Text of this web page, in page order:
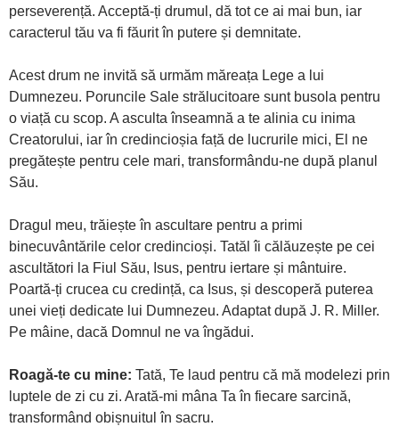
perseverență. Acceptă-ți drumul, dă tot ce ai mai bun, iar
caracterul tău va fi făurit în putere și demnitate.
Acest drum ne invită să urmăm măreața Lege a lui
Dumnezeu. Poruncile Sale strălucitoare sunt busola pentru
o viață cu scop. A asculta înseamnă a te alinia cu inima
Creatorului, iar în credincioșia față de lucrurile mici, El ne
pregătește pentru cele mari, transformându-ne după planul
Său.
Dragul meu, trăiește în ascultare pentru a primi
binecuvântările celor credincioși. Tatăl îi călăuzește pe cei
ascultători la Fiul Său, Isus, pentru iertare și mântuire.
Poartă-ți crucea cu credință, ca Isus, și descoperă puterea
unei vieți dedicate lui Dumnezeu. Adaptat după J. R. Miller.
Pe mâine, dacă Domnul ne va îngădui.
Roagă-te cu mine: Tată, Te laud pentru că mă modelezi prin
luptele de zi cu zi. Arată-mi mâna Ta în fiecare sarcină,
transformând obișnuitul în sacru.